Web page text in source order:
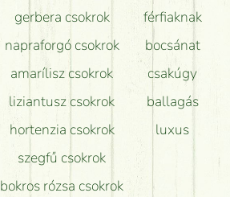
gerbera csokrok
napraforgó csokrok
amarílisz csokrok
liziantusz csokrok
hortenzia csokrok
szegfű csokrok
bokros rózsa csokrok
férfiaknak
bocsánat
csakúgy
ballagás
luxus